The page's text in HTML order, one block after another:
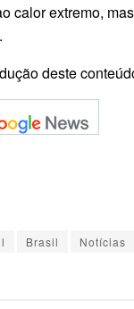
calor extremo,
deste
Brasil Notícias